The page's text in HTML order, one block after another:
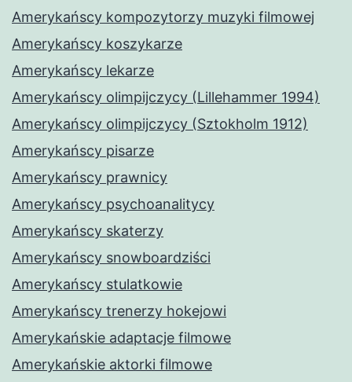
Amerykańscy kompozytorzy muzyki filmowej
Amerykańscy koszykarze
Amerykańscy lekarze
Amerykańscy olimpijczycy (Lillehammer 1994)
Amerykańscy olimpijczycy (Sztokholm 1912)
Amerykańscy pisarze
Amerykańscy prawnicy
Amerykańscy psychoanalitycy
Amerykańscy skaterzy
Amerykańscy snowboardziści
Amerykańscy stulatkowie
Amerykańscy trenerzy hokejowi
Amerykańskie adaptacje filmowe
Amerykańskie aktorki filmowe